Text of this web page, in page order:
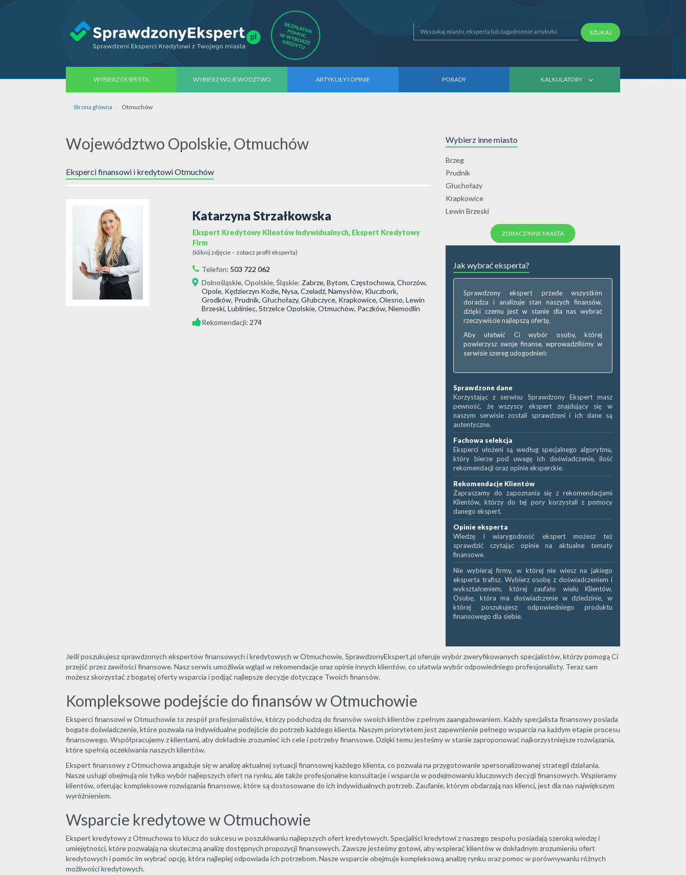
SZUKAJ
WYBIERZ EKSPERTA WYBIERZ WOJEWÓDZTWO ARTYKUŁY I OPINIE PORADY KALKULATORY
Strona główna Otmuchów
Województwo Opolskie, Otmuchów
Eksperci finansowi i kredytowi Otmuchów
Katarzyna Strzałkowska
Ekspert Kredytowy Klientów Indywidualnych, Ekspert Kredytowy
Firm
(kliknij zdjęcie – zobacz profil eksperta)
Telefon: 503 722 062
Dolnośląskie, Opolskie, Śląskie: Zabrze, Bytom, Częstochowa, Chorzów,
Opole, Kędzierzyn Koźle, Nysa, Czeladź, Namysłów, Kluczbork,
Grodków, Prudnik, Głuchołazy, Głubczyce, Krapkowice, Olesno, Lewin
Brzeski, Lubliniec, Strzelce Opolskie, Otmuchów, Paczków, Niemodlin
Rekomendacji: 274
Wybierz inne miasto
Brzeg
Prudnik
Głuchołazy
Krapkowice
Lewin Brzeski
ZOBACZ INNE MIASTA
Jak wybrać eksperta?
Sprawdzony ekspert przede wszystkim
doradza i analizuje stan naszych finansów,
dzięki czemu jest w stanie dla nas wybrać
rzeczywiście najlepszą ofertę.
Aby ułatwić Ci wybór osoby, której
powierzysz swoje finanse, wprowadziliśmy w
serwisie szereg udogodnień:
Sprawdzone dane
Korzystając z serwisu Sprawdzony Ekspert masz
pewność, że wszyscy ekspert znajdujący się w
naszym serwisie zostali sprawdzeni i ich dane są
autentyczne.
Fachowa selekcja
Eksperci ułożeni są według specjalnego algorytmu,
który bierze pod uwagę ich doświadczenie, ilość
rekomendacji oraz opinie eksperckie.
Rekomendacje Klientów
Zapraszamy do zapoznania się z rekomendacjami
Klientów, którzy do tej pory korzystali z pomocy
danego ekspert.
Opinie eksperta
Wiedzę i wiarygodność ekspert możesz też
sprawdzić czytając opinie na aktualne tematy
finansowe.
Nie wybieraj firmy, w której nie wiesz na jakiego
eksperta trafisz. Wybierz osobę z doświadczeniem i
wykształceniem, której zaufało wielu Klientów.
Osobę, która ma doświadczenie w dziedzinie, w
której poszukujesz odpowiedniego produktu
finansowego dla siebie.
Jeśli poszukujesz sprawdzonych ekspertów finansowych i kredytowych w Otmuchowie, SprawdzonyEkspert.pl oferuje wybór zweryfikowanych specjalistów, którzy pomogą Ci
przejść przez zawiłości finansowe. Nasz serwis umożliwia wgląd w rekomendacje oraz opinie innych klientów, co ułatwia wybór odpowiedniego profesjonalisty. Teraz sam
możesz skorzystać z bogatej oferty wsparcia i podjąć najlepsze decyzje dotyczące Twoich finansów.
Kompleksowe podejście do finansów w Otmuchowie
Eksperci finansowi w Otmuchowie to zespół profesjonalistów, którzy podchodzą do finansów swoich klientów z pełnym zaangażowaniem. Każdy specjalista finansowy posiada
bogate doświadczenie, które pozwala na indywidualne podejście do potrzeb każdego klienta. Naszym priorytetem jest zapewnienie pełnego wsparcia na każdym etapie procesu
finansowego. Współpracujemy z klientami, aby dokładnie zrozumieć ich cele i potrzeby finansowe. Dzięki temu jesteśmy w stanie zaproponować najkorzystniejsze rozwiązania,
które spełnią oczekiwania naszych klientów.
Ekspert finansowy z Otmuchowa angażuje się w analizę aktualnej sytuacji finansowej każdego klienta, co pozwala na przygotowanie spersonalizowanej strategii działania.
Nasze usługi obejmują nie tylko wybór najlepszych ofert na rynku, ale także profesjonalne konsultacje i wsparcie w podejmowaniu kluczowych decyzji finansowych. Wspieramy
klientów, oferując kompleksowe rozwiązania finansowe, które są dostosowane do ich indywidualnych potrzeb. Zaufanie, którym obdarzają nas klienci, jest dla nas największym
wyróżnieniem.
Wsparcie kredytowe w Otmuchowie
Ekspert kredytowy z Otmuchowa to klucz do sukcesu w poszukiwaniu najlepszych ofert kredytowych. Specjaliści kredytowi z naszego zespołu posiadają szeroką wiedzę i
umiejętności, które pozwalają na skuteczną analizę dostępnych propozycji finansowych. Zawsze jesteśmy gotowi, aby wspierać klientów w dokładnym zrozumieniu ofert
kredytowych i pomóc im wybrać opcję, która najlepiej odpowiada ich potrzebom. Nasze wsparcie obejmuje kompleksową analizę rynku oraz pomoc w porównywaniu różnych
możliwości kredytowych.